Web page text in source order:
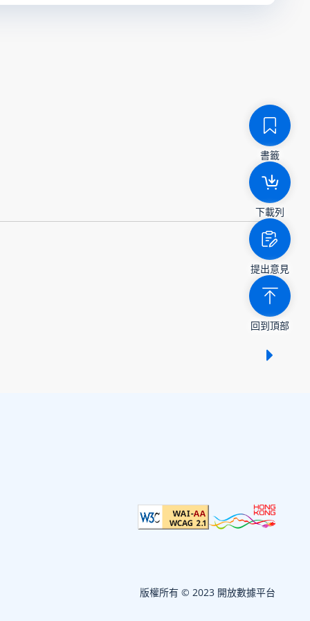
書籤
下載列
提出意見
回到頂部
版權所有 © 2023 開放數據平台